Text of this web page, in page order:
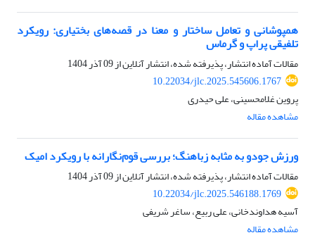
همپوشانی و تعامل ساختار و معنا در قصه‌های بختیاری: رویکرد
تلفیقی پراپ و گرماس
مقالات آماده انتشار، پذیرفته شده، انتشار آنلاین از09 آذر 1404
10.22034/jlc.2025.545606.1767
پروین غلامحسینی، علی حیدری
مشاهده مقاله
ورزش جودو به مثابه زباهنگ؛ بررسی قوم‌نگارانه با رویکرد امیک
مقالات آماده انتشار، پذیرفته شده، انتشار آنلاین از09 آذر 1404
10.22034/jlc.2025.546188.1769
آسیه هداوندخانی، علی ربیع، ساغر شریفی
مشاهده مقاله